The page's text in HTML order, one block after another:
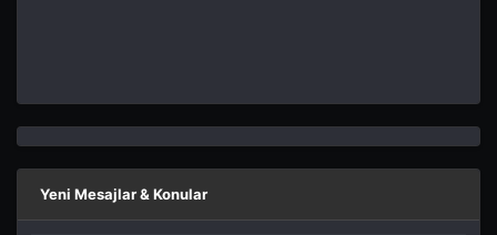
Yeni Mesajlar & Konular